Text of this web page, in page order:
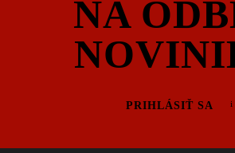
NA
PRIHLÁSIŤ SA